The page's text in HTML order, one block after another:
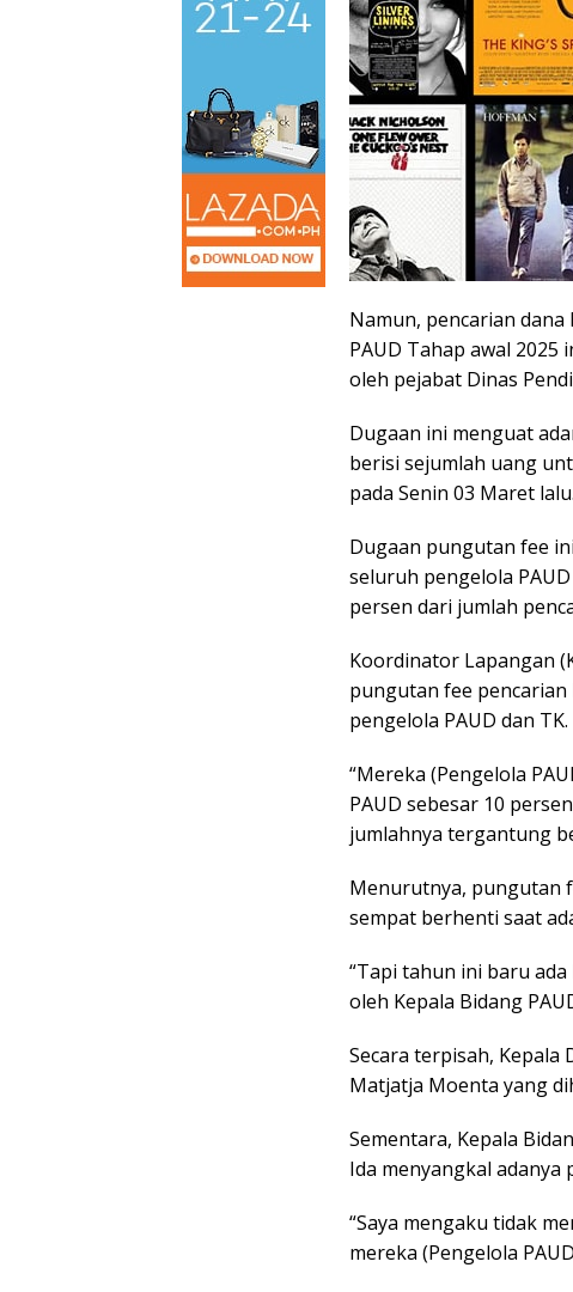
Namun, pencarian
PAUD Tahap awal
oleh pejabat Dinas
Dugaan ini menguat
berisi sejumlah uang
pada Senin 03 Maret lalu.
Dugaan pungutan fee
seluruh pengelola
persen dari jumlah
Koordinator Lapangan
pungutan fee pencarian
pengelola PAUD dan TK.
“Mereka (Pengelola
PAUD sebesar 10
jumlahnya tergantung
Menurutnya, pungutan
sempat berhenti saat
“Tapi tahun ini baru
oleh Kepala Bidang
Secara terpisah, Kepala
Matjatja Moenta yang
Sementara, Kepala
Ida menyangkal adanya
“Saya mengaku tidak
mereka (Pengelola